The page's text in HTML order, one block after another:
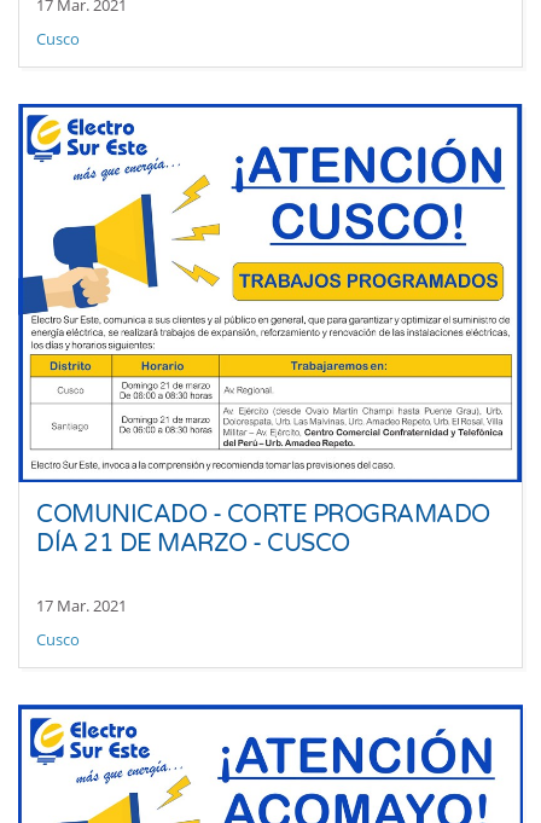
Cusco
COMUNICADO - CORTE PROGRAMADO
DÍA 21 DE MARZO - CUSCO
17 Mar. 2021
Cusco